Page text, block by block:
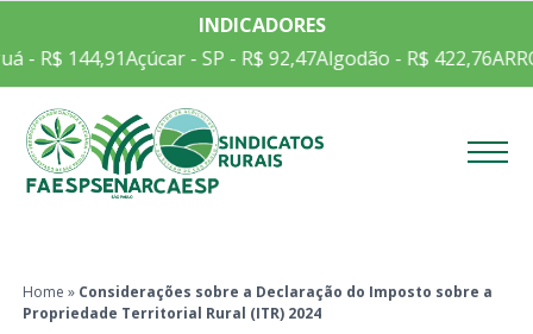
INDICADORES
- R$ 144,91Açúcar - SP - R$ 92,47Algodão - R$ 422,76
Home » Considerações sobre a Declaração do Imposto sobre a
Propriedade Territorial Rural (ITR) 2024